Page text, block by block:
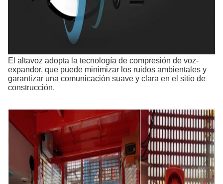
El altavoz adopta la tecnología de compresión de voz-
expandor, que puede minimizar los ruidos ambientales y
garantizar una comunicación suave y clara en el sitio de
construcción.